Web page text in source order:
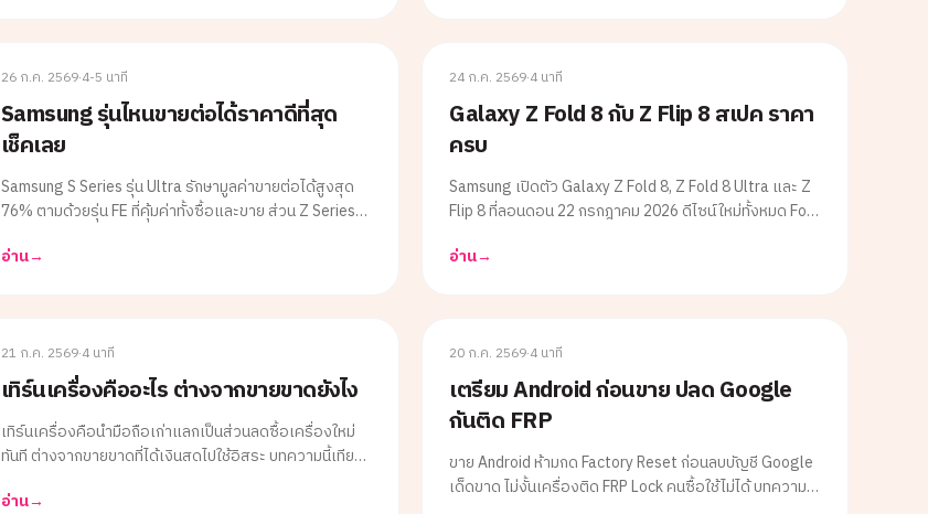
26 ก.ค. 2569·4-5 นาที
Samsung รุ่นไหนขายต่อได้ราคาดีที่สุด
เช็คเลย
Samsung S Series รุ่น Ultra รักษามูลค่าขายต่อได้สูงสุด
76% ตามด้วยรุ่น FE ที่คุ้มค่าทั้งซื้อและขาย ส่วน Z Series
เปอร์เซ็นต์ Value Retention ครบทั้ง 3 ซีรีส์ พร้อมคำ
อ่าน→
24 ก.ค. 2569·4 นาที
Galaxy Z Fold 8 กับ Z Flip 8 สเปค ราคา
ครบ
Samsung เปิดตัว Galaxy Z Fold 8, Z Fold 8 Ultra และ Z
Flip 8 ที่ลอนดอน 22 กรกฎาคม 2026 ดีไซน์ใหม่ทั้งหมด Fold
บาท บทความนี้สรุปสเปคและราคาครบทุกรุ่นก่อนตัดสินใจ
อ่าน→
21 ก.ค. 2569·4 นาที
เทิร์นเครื่องคืออะไร ต่างจากขายขาดยังไง
เทิร์นเครื่องคือนำมือถือเก่าแลกเป็นส่วนลดซื้อเครื่องใหม่
ทันที ต่างจากขายขาดที่ได้เงินสดไปใช้อิสระ บทความนี้เทียบ
สถานการณ์ไหน ก่อนตัดสินใจเปลี่ยนเครื่องใหม่
อ่าน→
20 ก.ค. 2569·4 นาที
เตรียม Android ก่อนขาย ปลด Google
กันติด FRP
ขาย Android ห้ามกด Factory Reset ก่อนลบบัญชี Google
เด็ดขาด ไม่งั้นเครื่องติด FRP Lock คนซื้อใช้ไม่ได้ บทความนี้